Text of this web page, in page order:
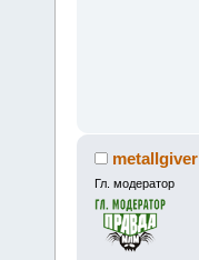
metallgiver
Гл. модератор